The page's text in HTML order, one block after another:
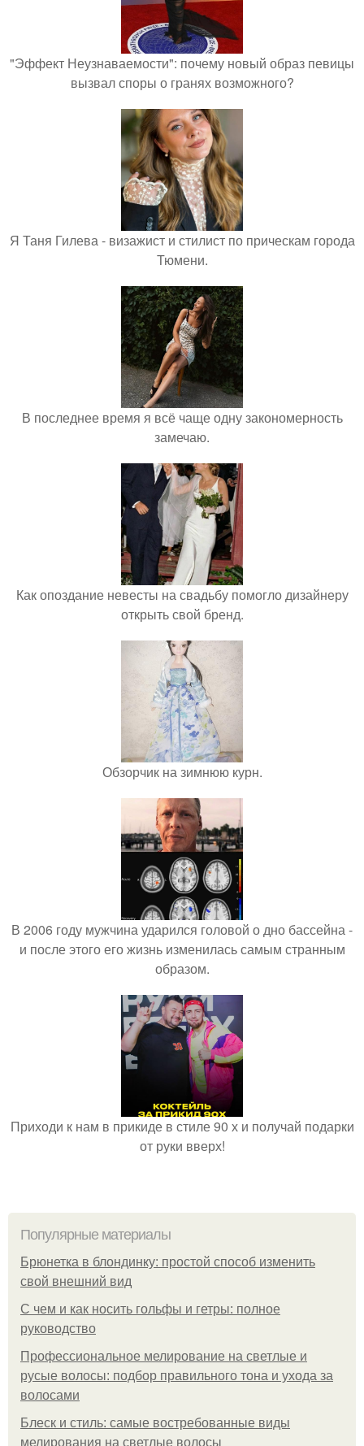
"Эффект Неузнаваемости": почему новый образ певицы
вызвал споры о гранях возможного?
Я Таня Гилева - визажист и стилист по прическам города
Тюмени.
В последнее время я всё чаще одну закономерность
замечаю.
Как опоздание невесты на свадьбу помогло дизайнеру
открыть свой бренд.
Обзорчик на зимнюю курн.
В 2006 году мужчина ударился головой о дно бассейна -
и после этого его жизнь изменилась самым странным
образом.
Приходи к нам в прикиде в стиле 90 х и получай подарки
от руки вверх!
Популярные материалы
Брюнетка в блондинку: простой способ изменить
свой внешний вид
С чем и как носить гольфы и гетры: полное
руководство
Профессиональное мелирование на светлые и
русые волосы: подбор правильного тона и ухода за
волосами
Блеск и стиль: самые востребованные виды
мелирования на светлые волосы